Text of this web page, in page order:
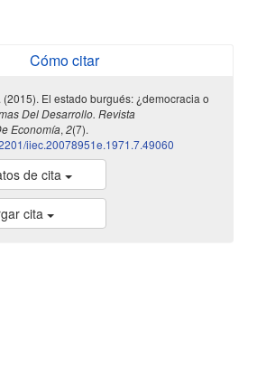
Cómo citar
(2015). El estado burgués: ¿democracia o
Del Desarrollo. Revista
Economía, 2(7).
iiec.20078951e.1971.7.49060
de cita
cita